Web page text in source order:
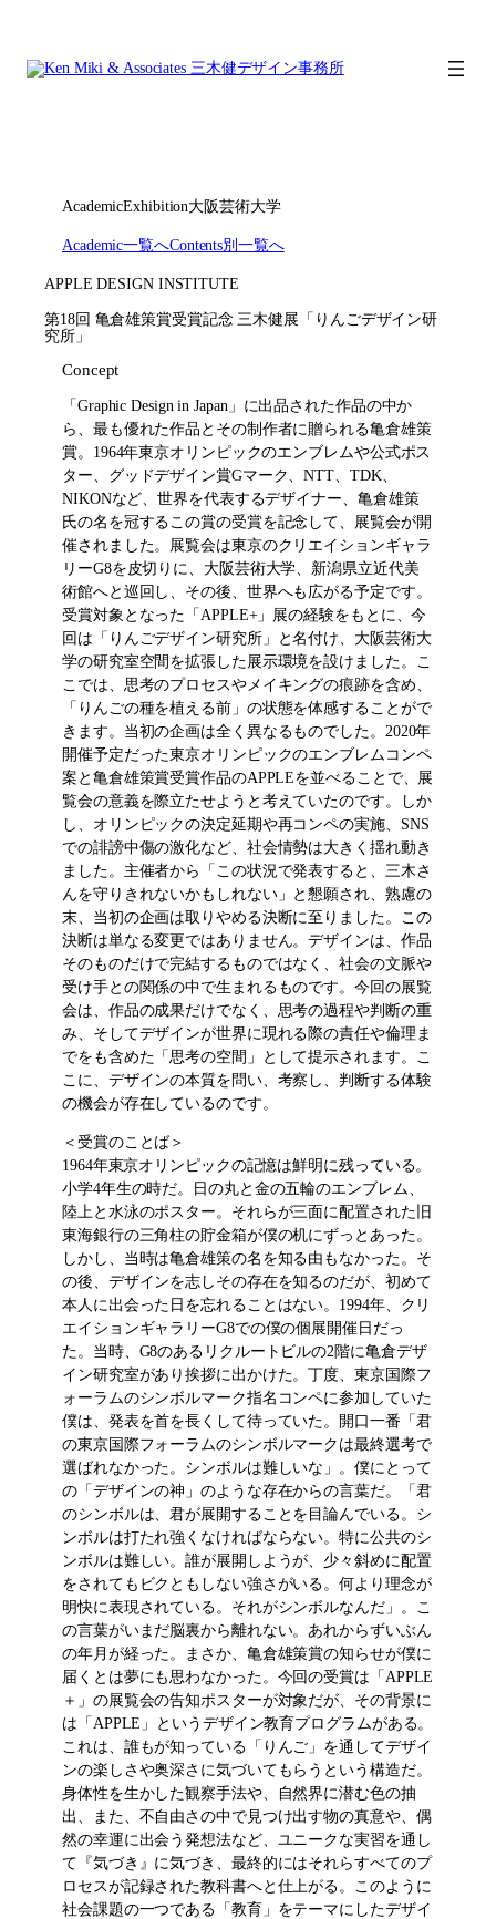
AcademicExhibition大阪芸術大学
Academic一覧へContents別一覧へ
APPLE DESIGN INSTITUTE
第18回 亀倉雄策賞受賞記念 三木健展「りんごデザイン研
究所」
Concept
「Graphic Design in Japan」に出品された作品の中か
ら、最も優れた作品とその制作者に贈られる亀倉雄策
賞。1964年東京オリンピックのエンブレムや公式ポス
ター、グッドデザイン賞Gマーク、NTT、TDK、
NIKONなど、世界を代表するデザイナー、亀倉雄策
氏の名を冠するこの賞の受賞を記念して、展覧会が開
催されました。展覧会は東京のクリエイションギャラ
リーG8を皮切りに、大阪芸術大学、新潟県立近代美
術館へと巡回し、その後、世界へも広がる予定です。
受賞対象となった「APPLE+」展の経験をもとに、今
回は「りんごデザイン研究所」と名付け、大阪芸術大
学の研究室空間を拡張した展示環境を設けました。こ
こでは、思考のプロセスやメイキングの痕跡を含め、
「りんごの種を植える前」の状態を体感することがで
きます。当初の企画は全く異なるものでした。2020年
開催予定だった東京オリンピックのエンブレムコンペ
案と亀倉雄策賞受賞作品のAPPLEを並べることで、展
覧会の意義を際立たせようと考えていたのです。しか
し、オリンピックの決定延期や再コンペの実施、SNS
での誹謗中傷の激化など、社会情勢は大きく揺れ動き
ました。主催者から「この状況で発表すると、三木さ
んを守りきれないかもしれない」と懇願され、熟慮の
末、当初の企画は取りやめる決断に至りました。この
決断は単なる変更ではありません。デザインは、作品
そのものだけで完結するものではなく、社会の文脈や
受け手との関係の中で生まれるものです。今回の展覧
会は、作品の成果だけでなく、思考の過程や判断の重
み、そしてデザインが世界に現れる際の責任や倫理ま
でをも含めた「思考の空間」として提示されます。こ
こに、デザインの本質を問い、考察し、判断する体験
の機会が存在しているのです。
＜受賞のことば＞
1964年東京オリンピックの記憶は鮮明に残っている。
小学4年生の時だ。日の丸と金の五輪のエンブレム、
陸上と水泳のポスター。それらが三面に配置された旧
東海銀行の三角柱の貯金箱が僕の机にずっとあった。
しかし、当時は亀倉雄策の名を知る由もなかった。そ
の後、デザインを志しその存在を知るのだが、初めて
本人に出会った日を忘れることはない。1994年、クリ
エイションギャラリーG8での僕の個展開催日だっ
た。当時、G8のあるリクルートビルの2階に亀倉デザ
イン研究室があり挨拶に出かけた。丁度、東京国際フ
ォーラムのシンボルマーク指名コンペに参加していた
僕は、発表を首を長くして待っていた。開口一番「君
の東京国際フォーラムのシンボルマークは最終選考で
選ばれなかった。シンボルは難しいな」。僕にとって
の「デザインの神」のような存在からの言葉だ。「君
のシンボルは、君が展開することを目論んでいる。シ
ンボルは打たれ強くなければならない。特に公共のシ
ンボルは難しい。誰が展開しようが、少々斜めに配置
をされてもビクともしない強さがいる。何より理念が
明快に表現されている。それがシンボルなんだ」。こ
の言葉がいまだ脳裏から離れない。あれからずいぶん
の年月が経った。まさか、亀倉雄策賞の知らせが僕に
届くとは夢にも思わなかった。今回の受賞は「APPLE
＋」の展覧会の告知ポスターが対象だが、その背景に
は「APPLE」というデザイン教育プログラムがある。
これは、誰もが知っている「りんご」を通してデザイ
ンの楽しさや奥深さに気づいてもらうという構造だ。
身体性を生かした観察手法や、自然界に潜む色の抽
出、また、不自由さの中で見つけ出す物の真意や、偶
然の幸運に出会う発想法など、ユニークな実習を通し
て『気づき』に気づき、最終的にはそれらすべてのプ
ロセスが記録された教科書へと仕上がる。このように
社会課題の一つである「教育」をテーマにしたデザイ